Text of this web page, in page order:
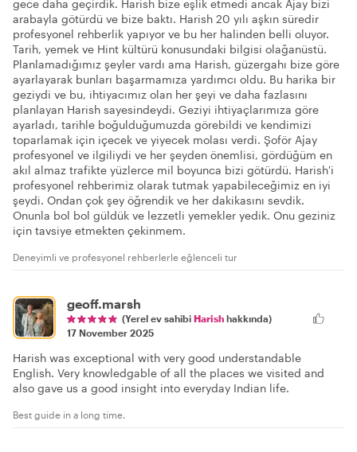
gece daha geçirdik. Harish bize eşlik etmedi ancak Ajay bizi
arabayla götürdü ve bize baktı. Harish 20 yılı aşkın süredir
profesyonel rehberlik yapıyor ve bu her halinden belli oluyor.
Tarih, yemek ve Hint kültürü konusundaki bilgisi olağanüstü.
Planlamadığımız şeyler vardı ama Harish, güzergahı bize göre
ayarlayarak bunları başarmamıza yardımcı oldu. Bu harika bir
geziydi ve bu, ihtiyacımız olan her şeyi ve daha fazlasını
planlayan Harish sayesindeydi. Geziyi ihtiyaçlarımıza göre
ayarladı, tarihle boğulduğumuzda görebildi ve kendimizi
toparlamak için içecek ve yiyecek molası verdi. Şoför Ajay
profesyonel ve ilgiliydi ve her şeyden önemlisi, gördüğüm en
akıl almaz trafikte yüzlerce mil boyunca bizi götürdü. Harish'i
profesyonel rehberimiz olarak tutmak yapabileceğimiz en iyi
şeydi. Ondan çok şey öğrendik ve her dakikasını sevdik.
Onunla bol bol güldük ve lezzetli yemekler yedik. Onu geziniz
için tavsiye etmekten çekinmem.
Deneyimli ve profesyonel rehberlerle eğlenceli tur
geoff.marsh
(Yerel ev sahibi Harish hakkında)
17 November 2025
Harish was exceptional with very good understandable
English. Very knowledgable of all the places we visited and
also gave us a good insight into everyday Indian life.
Best guide in a long time.